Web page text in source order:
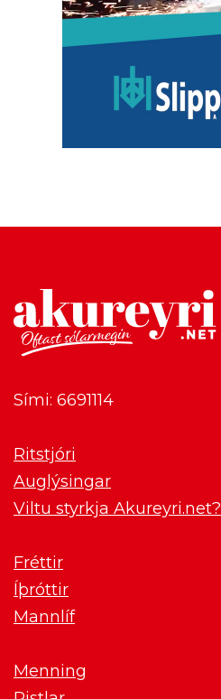
Sími: 6691114
Ritstjóri
Auglýsingar
Viltu styrkja Akureyri.net?
Fréttir
Íþróttir
Mannlíf
Menning